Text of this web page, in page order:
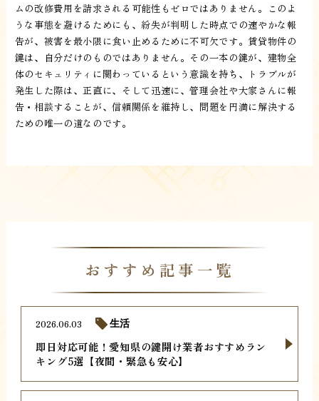
ムの改修費用を請求される可能性もゼロではありません。このよ
うな事態を避けるためにも、紛失が判明した時点での速やかな報
告が、被害を最小限に食い止めるために不可欠です。賃貸物件の
鍵は、自分だけのものではありません。その一本の鍵が、建物全
体のセキュリティに関わっているという意識を持ち、トラブルが
発生した際は、正直に、そして迅速に、管理会社や大家さんに報
告・相談することが、信頼関係を維持し、問題を円満に解決する
ための唯一の道なのです。
おすすめ記事一覧
即日対応可能！愛知県の鍵開け業者おすすめラン
キング5選【夜間・緊急も安心】
2026.06.03 生活